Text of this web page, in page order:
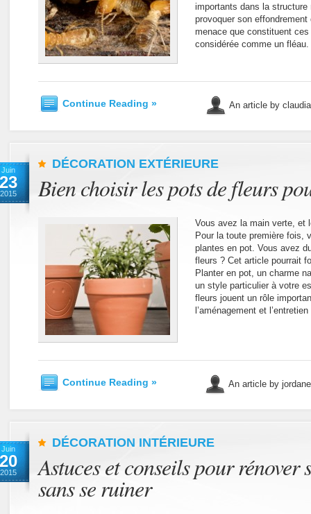
importants dans la
provoquer son
menace que constituent
considérée comme un
Continue Reading » An article by
Juin
23
2015
DÉCORATION EXTÉRIEURE
Bien choisir les pots de fleurs
Vous avez la main verte, et
Pour la toute première fois,
plantes en pot. Vous avez
fleurs ? Cet article pourrait
Planter en pot, un charme
un style particulier à votre
fleurs jouent un rôle
l’aménagement et
Continue Reading » An article by
Juin
20
2015
DÉCORATION INTÉRIEURE
Astuces et conseils pour rénover
sans se ruiner